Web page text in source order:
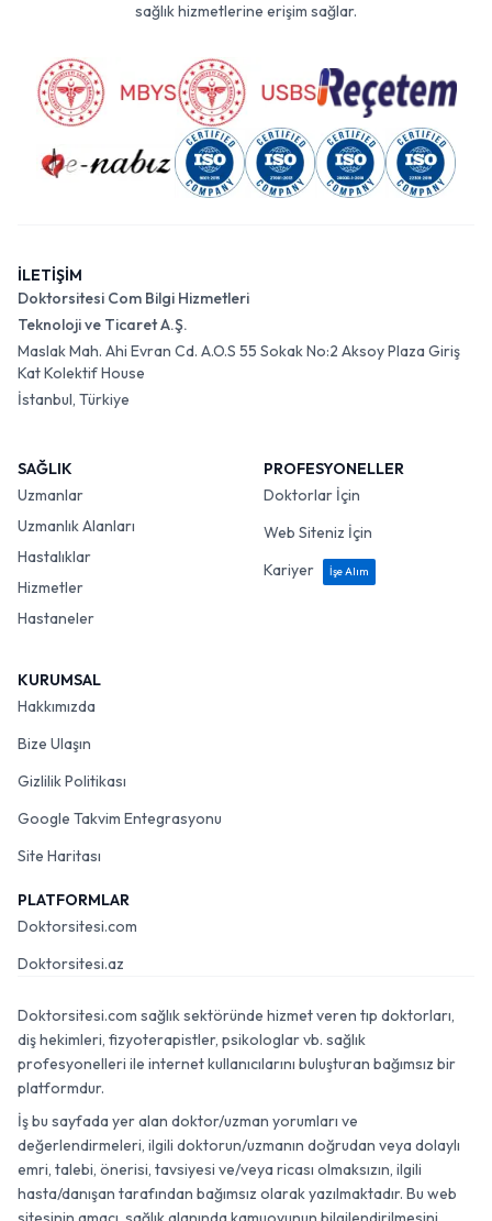
sağlık hizmetlerine erişim sağlar.
İLETİŞİM
Doktorsitesi Com Bilgi Hizmetleri
Teknoloji ve Ticaret A.Ş.
Maslak Mah. Ahi Evran Cd. A.O.S 55 Sokak No:2 Aksoy Plaza Giriş
Kat Kolektif House
İstanbul, Türkiye
SAĞLIK
Uzmanlar
Uzmanlık Alanları
Hastalıklar
Hizmetler
Hastaneler
PROFESYONELLER
Doktorlar İçin
Web Siteniz İçin
Kariyer
İşe Alım
KURUMSAL
Hakkımızda
Bize Ulaşın
Gizlilik Politikası
Google Takvim Entegrasyonu
Site Haritası
PLATFORMLAR
Doktorsitesi.com
Doktorsitesi.az
Doktorsitesi.com sağlık sektöründe hizmet veren tıp doktorları,
diş hekimleri, fizyoterapistler, psikologlar vb. sağlık
profesyonelleri ile internet kullanıcılarını buluşturan bağımsız bir
platformdur.
İş bu sayfada yer alan doktor/uzman yorumları ve
değerlendirmeleri, ilgili doktorun/uzmanın doğrudan veya dolaylı
emri, talebi, önerisi, tavsiyesi ve/veya ricası olmaksızın, ilgili
hasta/danışan tarafından bağımsız olarak yazılmaktadır. Bu web